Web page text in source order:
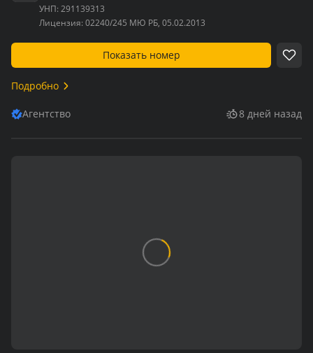
УНП: 291139313
Лицензия: 02240/245 МЮ РБ, 05.02.2013
Показать номер
Подробно
Агентство 8 дней назад